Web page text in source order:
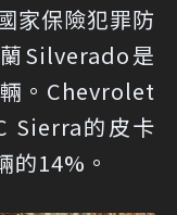
家保險犯罪防
Silverado是
。Chevrolet
Sierra的皮卡
的14%。